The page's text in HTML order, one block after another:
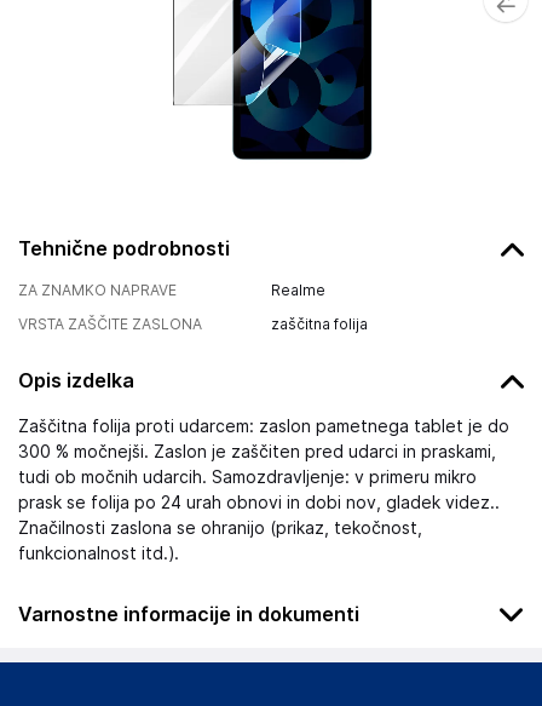
Tehnične podrobnosti
ZA ZNAMKO NAPRAVE
Realme
VRSTA ZAŠČITE ZASLONA
zaščitna folija
Opis izdelka
Zaščitna folija proti udarcem: zaslon pametnega tablet je do
300 % močnejši. Zaslon je zaščiten pred udarci in praskami,
tudi ob močnih udarcih. Samozdravljenje: v primeru mikro
prask se folija po 24 urah obnovi in dobi nov, gladek videz..
Značilnosti zaslona se ohranijo (prikaz, tekočnost,
funkcionalnost itd.).
Varnostne informacije in dokumenti
Podatki o proizvajalcu